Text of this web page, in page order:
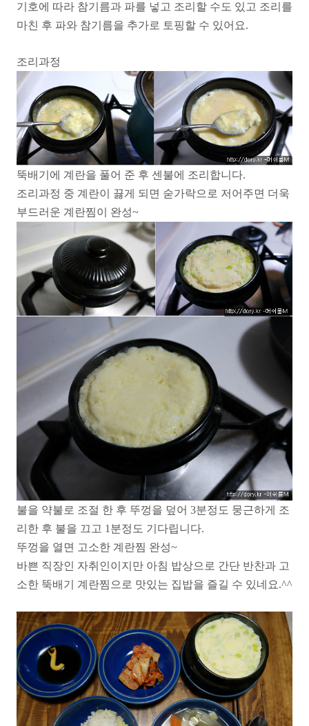
기호에 따라 참기름과 파를 넣고 조리할 수도 있고 조리를
마친 후 파와 참기름을 추가로 토핑할 수 있어요.
조리과정
뚝배기에 계란을 풀어 준 후 센불에 조리합니다.
조리과정 중 계란이 끓게 되면 숟가락으로 저어주면 더욱
부드러운 계란찜이 완성~
불을 약불로 조절 한 후 뚜껑을 덮어 3분정도 뭉근하게 조
리한 후 불을 끄고 1분정도 기다립니다.
뚜껑을 열면 고소한 계란찜 완성~
바쁜 직장인 자취인이지만 아침 밥상으로 간단 반찬과 고
소한 뚝배기 계란찜으로 맛있는 집밥을 즐길 수 있네요.^^